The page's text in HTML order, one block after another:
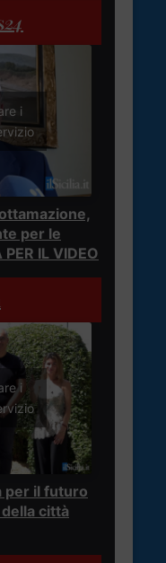
24
i
per le
IL VIDEO
i
per il futuro
città